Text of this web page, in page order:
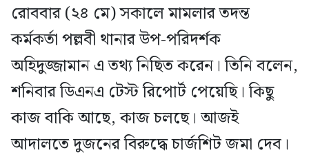
রোববার (২৪ মে) সকালে মামলার তদন্ত
কর্মকর্তা পল্লবী থানার উপ-পরিদর্শক
অহিদুজ্জামান এ তথ্য নিছিত করেন। তিনি বলেন,
শনিবার ডিএনএ টেস্ট রিপোর্ট পেয়েছি। কিছু
কাজ বাকি আছে, কাজ চলছে। আজই
আদালতে দুজনের বিরুদ্ধে চার্জশিট জমা দেব।